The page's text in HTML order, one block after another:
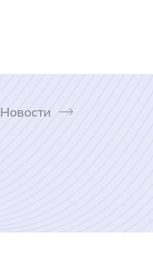
Новости